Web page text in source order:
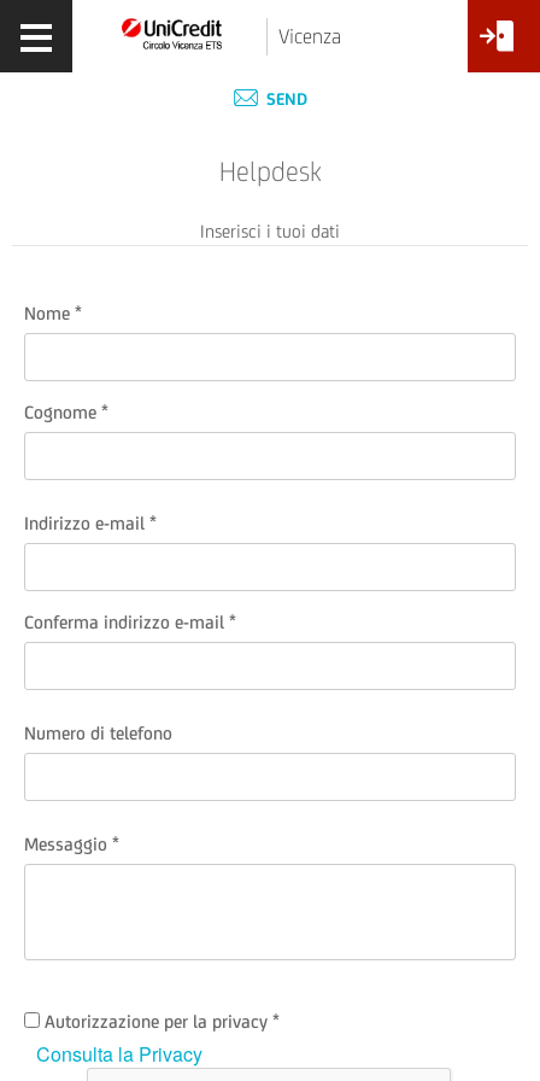
Vicenza
SEND
Helpdesk
Inserisci i tuoi dati
Nome
Cognome
Indirizzo e-mail
Conferma indirizzo e-mail
Numero di telefono
Messaggio
Autorizzazione per la privacy
Consulta la Privacy